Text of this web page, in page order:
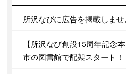
所沢なびに広告を掲載しませ
【所沢なび創設15周年記念
市の図書館で配架スタート！